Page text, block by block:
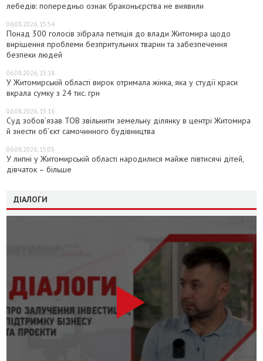
лебедів: попередньо ознак браконьєрства не виявили
06.08.2026, 15:54
Понад 300 голосів зібрала петиція до влади Житомира щодо
вирішення проблеми безпритульних тварин та забезпечення
безпеки людей
06.08.2026, 15:18
У Житомирській області вирок отримала жінка, яка у студії краси
вкрала сумку з 24 тис. грн
06.08.2026, 15:16
Суд зобов’язав ТОВ звільнити земельну ділянку в центрі Житомира
й знести об’єкт самочинного будівництва
06.08.2026, 15:03
У липні у Житомирській області народилися майже півтисячі дітей,
дівчаток – більше
ДІАЛОГИ